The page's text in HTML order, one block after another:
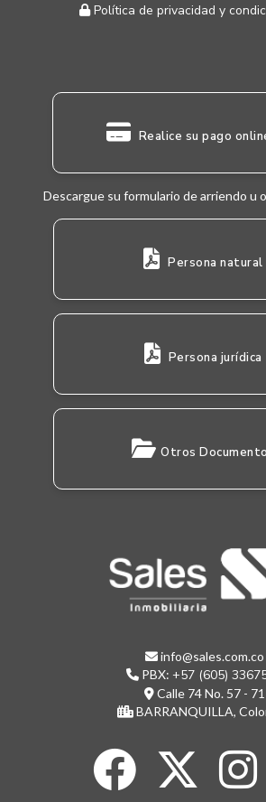
Política de privacidad y
Realice su pago
Descargue su formulario de arriendo u
Persona natural
Persona jurídica
Otros
info@sales.com.co
PBX: +57 (605)
Calle 74 No. 57 - 71
BARRANQUILLA,